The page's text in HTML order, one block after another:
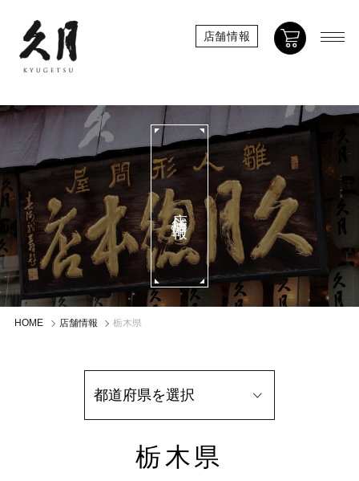
店舗情報
店舗情報
HOME 店舗情報 栃木県
栃木県